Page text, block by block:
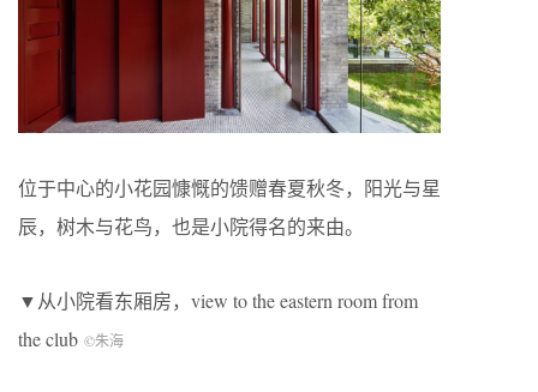
位于中心的小花园慷慨的馈赠春夏秋冬，阳光与星
辰，树木与花鸟，也是小院得名的来由。
▼从小院看东厢房，view to the eastern room from
the club ©朱海